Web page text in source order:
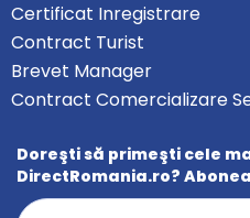
Certificat Inregistrare
Contract Turist
Brevet Manager
Contract Comercializare
Doreşti să primeşti cele
DirectRomania.ro?